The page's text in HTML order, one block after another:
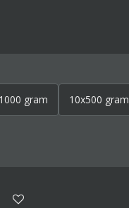
1000 gram 10x500 gram